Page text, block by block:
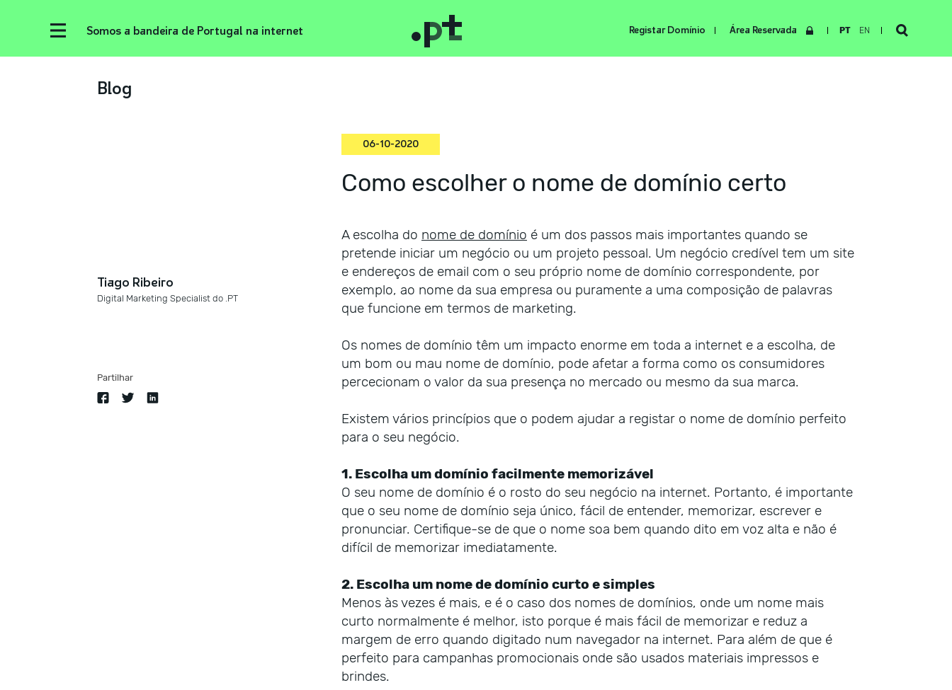
Somos a bandeira de Portugal na internet Registar Domínio Área Reservada PT EN
Blog
Tiago Ribeiro
Digital Marketing Specialist do .PT
Partilhar
06-10-2020
Como escolher o nome de domínio certo
A escolha do nome de domínio é um dos passos mais importantes quando se
pretende iniciar um negócio ou um projeto pessoal. Um negócio credível tem um site
e endereços de email com o seu próprio nome de domínio correspondente, por
exemplo, ao nome da sua empresa ou puramente a uma composição de palavras
que funcione em termos de marketing.
Os nomes de domínio têm um impacto enorme em toda a internet e a escolha, de
um bom ou mau nome de domínio, pode afetar a forma como os consumidores
percecionam o valor da sua presença no mercado ou mesmo da sua marca.
Existem vários princípios que o podem ajudar a registar o nome de domínio perfeito
para o seu negócio.
1. Escolha um domínio facilmente memorizável
O seu nome de domínio é o rosto do seu negócio na internet. Portanto, é importante
que o seu nome de domínio seja único, fácil de entender, memorizar, escrever e
pronunciar. Certifique-se de que o nome soa bem quando dito em voz alta e não é
difícil de memorizar imediatamente.
2. Escolha um nome de domínio curto e simples
Menos às vezes é mais, e é o caso dos nomes de domínios, onde um nome mais
curto normalmente é melhor, isto porque é mais fácil de memorizar e reduz a
margem de erro quando digitado num navegador na internet. Para além de que é
perfeito para campanhas promocionais onde são usados materiais impressos e
brindes.